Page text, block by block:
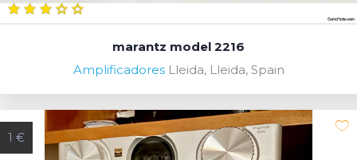
marantz model 2216
Amplificadores Lleida, Lleida, Spain
1 €